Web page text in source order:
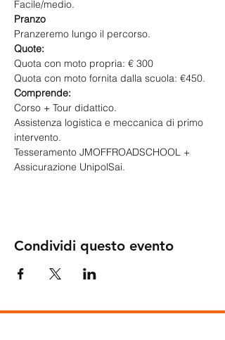
Facile/medio.
Pranzo
Pranzeremo lungo il percorso.
Quote:
Quota con moto propria: € 300
Quota con moto fornita dalla scuola: €450.
Comprende:
Corso + Tour didattico.
Assistenza logistica e meccanica di primo
intervento.
Tesseramento JMOFFROADSCHOOL +
Assicurazione UnipolSai.
Condividi questo evento